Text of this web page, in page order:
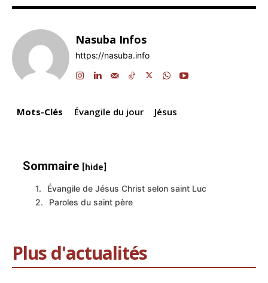
c
e
b
o
k
k
e
dI
n
at
s
A
p
e
gr
a
m
e
s
ai p ta
Nasuba Infos
https://nasuba.info
Mots-Clés Évangile du jour Jésus
Sommaire [hide]
Évangile de Jésus Christ selon saint Luc
Paroles du saint père
Plus d'actualités